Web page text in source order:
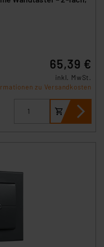
USA besteht kein
EU. Dies bedeutet,
eingestuft wird. So
ohne dass
für Europäer bestehen.
Dienstleistern stützt
der
Daten,
65,39 €
inkl. MwSt.
zu Versandkosten